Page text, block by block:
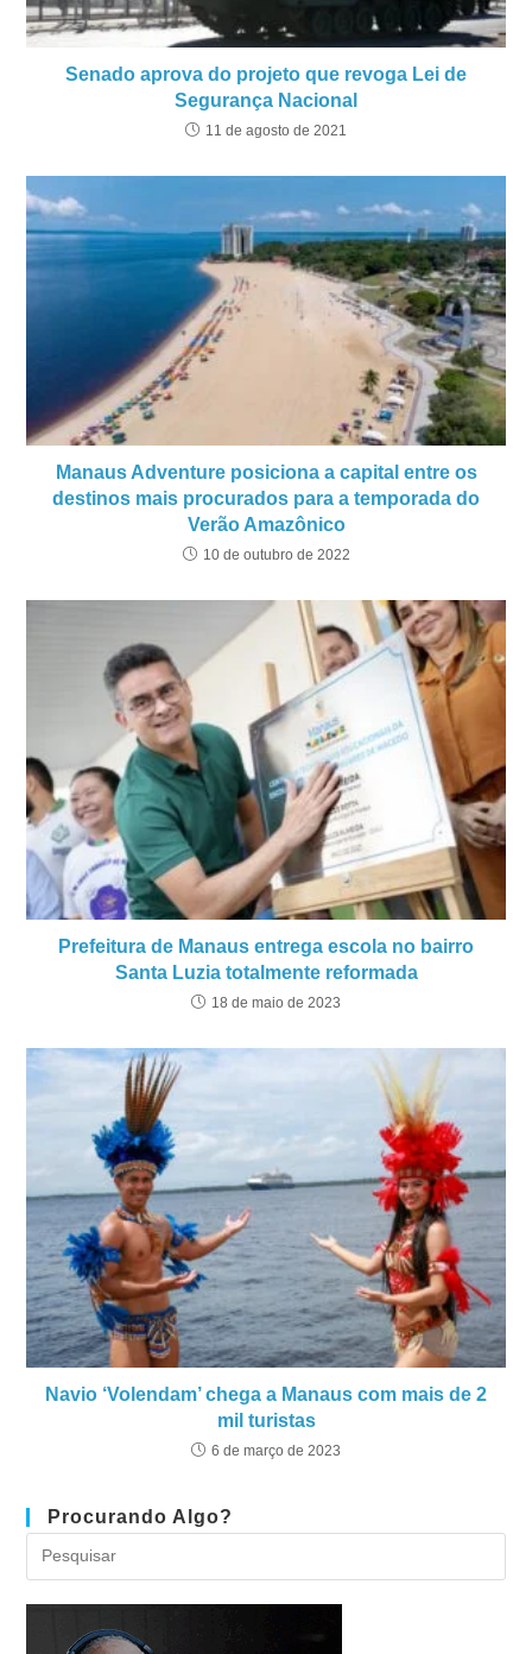
Senado aprova do projeto que revoga Lei de
Segurança Nacional
11 de agosto de 2021
Manaus Adventure posiciona a capital entre os
destinos mais procurados para a temporada do
Verão Amazônico
10 de outubro de 2022
Prefeitura de Manaus entrega escola no bairro
Santa Luzia totalmente reformada
18 de maio de 2023
Navio ‘Volendam’ chega a Manaus com mais de 2
mil turistas
6 de março de 2023
Procurando Algo?